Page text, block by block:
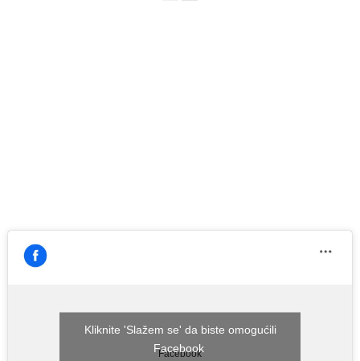
Facebook
Kliknite 'Slažem se' da biste omogućili
Facebook